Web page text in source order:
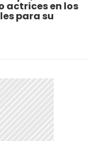
actrices en los
para su